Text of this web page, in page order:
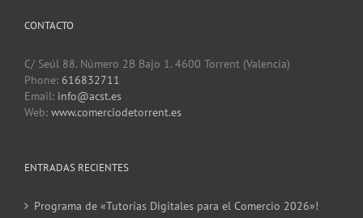
CONTACTO
C/ Seúl 88. Número 2B Bajo 1. 4600 Torrent (Valencia)
Phone: 616832711
Email: info@acst.es
Web: www.comerciodetorrent.es
ENTRADAS RECIENTES
Programa de «Tutorías Digitales para el Comercio 2026»!